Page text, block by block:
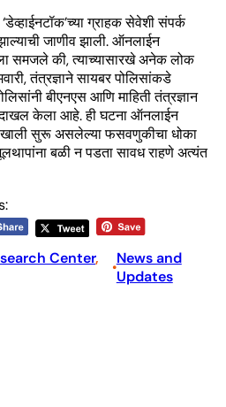
ग्राहक सेवेशी संपर्क
जाणीव झाली. ऑनलाईन
समजले की, त्याच्यासारखे अनेक लोक
तंत्रज्ञाने सायबर पोलिसांकडे
बीएनएस आणि माहिती तंत्रज्ञान
केला आहे. ही घटना ऑनलाईन
सुरू असलेल्या फसवणुकीचा धोका
बळी न पडता सावध राहणे अत्यंत
Center •News and
Updates